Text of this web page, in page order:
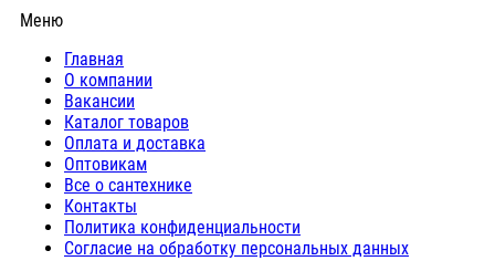
Меню
Главная
О компании
Вакансии
Каталог товаров
Оплата и доставка
Оптовикам
Все о сантехнике
Контакты
Политика конфиденциальности
Согласие на обработку персональных данных